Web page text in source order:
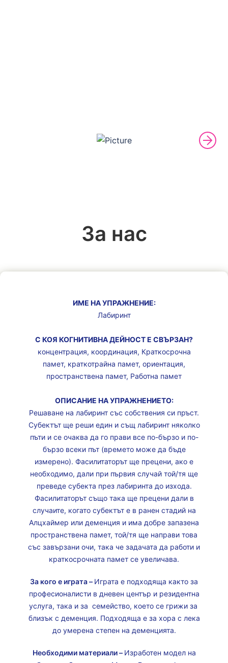
За нас
ИМЕ НА УПРАЖНЕНИЕ:
Лабиринт
С КОЯ КОГНИТИВНА ДЕЙНОСТ Е СВЪРЗАН?
концентрация, координация, Краткосрочна
памет, краткотрайна памет, ориентация,
пространствена памет, Работна памет
ОПИСАНИЕ НА УПРАЖНЕНИЕТО:
Решаване на лабиринт със собствения си пръст.
Субектът ще реши един и същ лабиринт няколко
пъти и се очаква да го прави все по-бързо и по-
бързо всеки път (времето може да бъде
измерено). Фасилитаторът ще прецени, ако е
необходимо, дали при първия случай той/тя ще
преведе субекта през лабиринта до изхода.
Фасилитаторът също така ще прецени дали в
случаите, когато субектът е в ранен стадий на
Алцхаймер или деменция и има добре запазена
пространствена памет, той/тя ще направи това
със завързани очи, така че задачата да работи и
краткосрочната памет се увеличава.
За кого е играта – Играта е подходяща както за
професионалисти в дневен център и резидентна
услуга, така и за семейство, което се грижи за
близък с деменция. Подходяща е за хора с лека
до умерена степен на деменцията.
Необходими материали – Изработен модел на